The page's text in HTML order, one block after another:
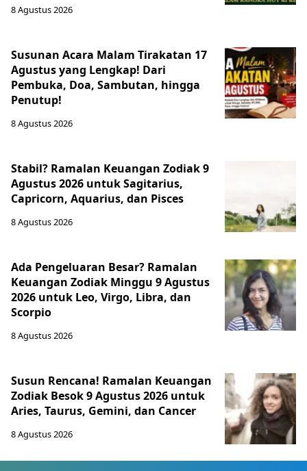
8 Agustus 2026
Susunan Acara Malam Tirakatan 17
Agustus yang Lengkap! Dari
Pembuka, Doa, Sambutan, hingga
Penutup!
8 Agustus 2026
Stabil? Ramalan Keuangan Zodiak 9
Agustus 2026 untuk Sagitarius,
Capricorn, Aquarius, dan Pisces
8 Agustus 2026
Ada Pengeluaran Besar? Ramalan
Keuangan Zodiak Minggu 9 Agustus
2026 untuk Leo, Virgo, Libra, dan
Scorpio
8 Agustus 2026
Susun Rencana! Ramalan Keuangan
Zodiak Besok 9 Agustus 2026 untuk
Aries, Taurus, Gemini, dan Cancer
8 Agustus 2026